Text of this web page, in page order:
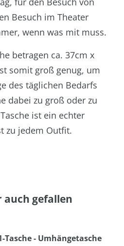
Besuch im Theater
wenn was mit muss.
betragen ca. 37cm x
somit groß genug, um
des täglichen Bedarfs
dabei zu groß oder zu
ist ein echter
zu jedem Outfit.
auch gefallen
Tasche - Umhängetasche